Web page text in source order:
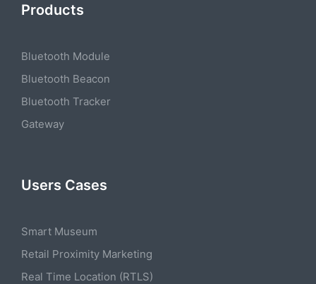
Products
Bluetooth Module
Bluetooth Beacon
Bluetooth Tracker
Gateway
Users Cases
Smart Museum
Retail Proximity Marketing
Real Time Location (RTLS)